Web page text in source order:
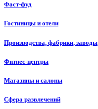
Фаст-фуд
Гостиницы и отели
Производства, фабрики, заводы
Фитнес-центры
Магазины и салоны
Сфера развлечений